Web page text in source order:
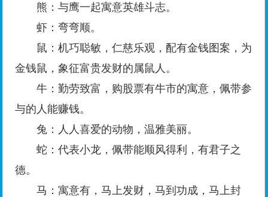
熊：与鹰一起寓意英雄斗志。
虾：弯弯顺。
鼠：机巧聪敏，仁慈乐观，配有金钱图案，为
金钱鼠，象征富贵发财的属鼠人。
牛：勤劳致富，购股票有牛市的寓意，佩带参
与的人能赚钱。
兔：人人喜爱的动物，温雅美丽。
蛇：代表小龙，佩带能顺风得利，有君子之
德。
马：寓意有，马上发财，马到功成，马上封